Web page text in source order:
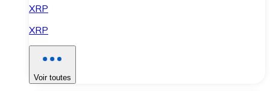
XRP
XRP
Voir toutes